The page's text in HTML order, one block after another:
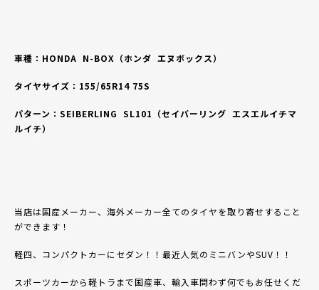
車種：HONDA N-BOX （ホンダ エヌボックス）
タイヤサイズ：155/65R14 75S
パターン：SEIBERLING SL101（セイバーリング エスエルイチマ
ルイチ）
当店は国産メーカー、海外メーカー全てのタイヤを取り寄せすること
ができます！
軽四、コンパクトカーにセダン！！最近人気のミニバンやSUV！！
スポーツカーから軽トラまで国産車、輸入車問わず何でもお任せくだ